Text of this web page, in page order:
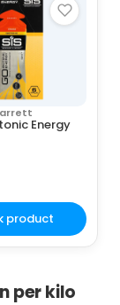
Energy
product
per kilo